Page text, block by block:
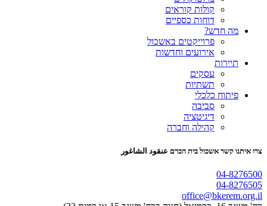
קולות קוראים
דוחות כספיים
מה חדש?
פרוייקטים באשכול
אירועים וחדשות
תיירות
עסקים
תשתיות
פיתוח כלכלי
סביבה
דיגיטציה
קהילה וחברה
צרו איתנו קשר אשכול בית הכרם عنقود الشاغور
04-8276500
04-8276505
office@bkerem.org.il